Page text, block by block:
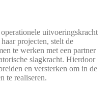
uitvoeringskracht
projecten, stelt de
te werken met een partner
slagkracht. Hierdoor
en versterken om in de
te realiseren.